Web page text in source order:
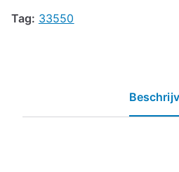
Tag: 33550